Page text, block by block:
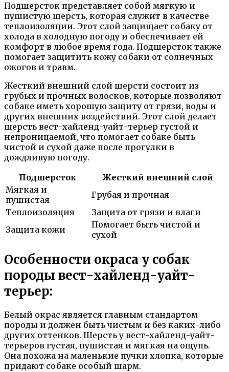
Подшерсток представляет собой мягкую и
пушистую шерсть, которая служит в качестве
теплоизоляции. Этот слой защищает собаку от
холода в холодную погоду и обеспечивает ей
комфорт в любое время года. Подшерсток также
помогает защитить кожу собаки от солнечных
ожогов и травм.
Жесткий внешний слой шерсти состоит из
грубых и прочных волосков, которые позволяют
собаке иметь хорошую защиту от грязи, воды и
других внешних воздействий. Этот слой делает
шерсть вест-хайленд-уайт-терьер густой и
непроницаемой, что помогает собаке быть
чистой и сухой даже после прогулки в
дождливую погоду.
Подшерсток
Жесткий внешний слой
Мягкая и
пушистая
Грубая и прочная
Теплоизоляция
Защита от грязи и влаги
Защита кожи
Помогает быть чистой и
сухой
Особенности окраса у собак
породы вест-хайленд-уайт-
терьер:
Белый окрас является главным стандартом
породы и должен быть чистым и без каких-либо
других оттенков. Шерсть у вест-хайленд-уайт-
терьеров густая, пушистая и мягкая на ощупь.
Она похожа на маленькие пучки хлопка, которые
придают собаке особый шарм.